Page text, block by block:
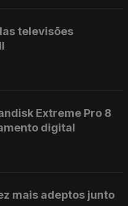
televisões
Extreme Pro 8
digital
mais adeptos junto